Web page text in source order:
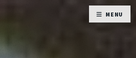
MENU